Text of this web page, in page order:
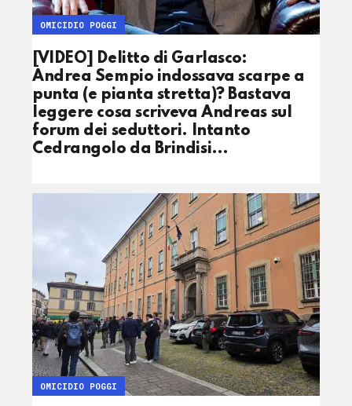
[VIDEO] Delitto di Garlasco:
Andrea Sempio indossava scarpe a
punta (e pianta stretta)? Bastava
leggere cosa scriveva Andreas sul
forum dei seduttori. Intanto
Cedrangolo da Brindisi…
OMICIDIO POGGI
OMICIDIO POGGI